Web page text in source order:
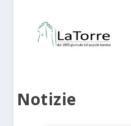
Notizie